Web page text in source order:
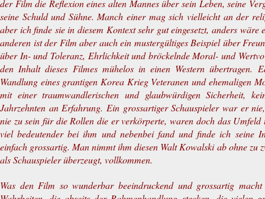
der Film die Reflexion eines alten Mannes über sein Leben, seine
seine Schuld und Sühne. Manch einer mag sich vielleicht an der
aber ich finde sie in diesem Kontext sehr gut eingesetzt, anders wäre
anderen ist der Film aber auch ein mustergültiges Beispiel über
über In- und Toleranz, Ehrlichkeit und bröckelnde Moral- und
den Inhalt dieses Filmes mühelos in einen Western übertragen.
Wandlung eines grantigen Korea Krieg Veteranen und ehemaligen
mit einer traumwandlerischen und glaubwürdigen Sicherheit,
Jahrzehnten an Erfahrung. Ein grossartiger Schauspieler war er
nie zu sein für die Rollen die er verkörperte, waren doch das Umfeld
viel bedeutender bei ihm und nebenbei fand und finde ich seine
einfach grossartig. Man nimmt ihm diesen Walt Kowalski ab ohne zu
als Schauspieler überzeugt, vollkommen.
Was den Film so wunderbar beeindruckend und grossartig